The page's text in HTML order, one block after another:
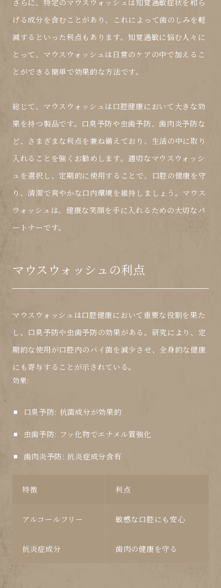
さらに、特定のマウスウォッシュは知覚過敏症状を和ら
げる成分を含むことがあり、これによって歯のしみを軽
減するといった利点もあります。知覚過敏に悩む人々に
とって、マウスウォッシュは日常のケアの中で加えるこ
とができる簡単で効果的な方法です。
総じて、マウスウォッシュは口腔健康において大きな効
果を持つ製品です。口臭予防や虫歯予防、歯肉炎予防な
ど、さまざまな利点を兼ね備えており、生活の中に取り
入れることを強くお勧めします。適切なマウスウォッシ
ュを選択し、定期的に使用することで、口腔の健康を守
り、清潔で爽やかな口内環境を維持しましょう。マウス
ウォッシュは、健康な笑顔を手に入れるための大切なパ
ートナーです。
マウスウォッシュの利点
マウスウォッシュ は口腔健康において重要な役割を果た
し、 口臭予防や虫歯予防の効果がある。研究により、定
期的な使用が口腔内のバイ菌を減少させ、全身的な健康
にも寄与することが示されている。
効果:
口臭予防: 抗菌成分が効果的
虫歯予防: フッ化物でエナメル質強化
歯肉炎予防: 抗炎症成分含有
特徴 利点
アルコールフリー 敏感な口腔にも安心
抗炎症成分 歯肉の健康を守る